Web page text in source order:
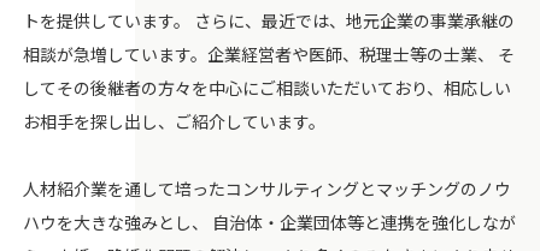
トを提供しています。 さらに、最近では、地元企業の事業承継の
相談が急増しています。企業経営者や医師、税理士等の士業、 そ
してその後継者の方々を中心にご相談いただいており、相応しい
お相手を探し出し、ご紹介しています。
人材紹介業を通して培ったコンサルティングとマッチングのノウ
ハウを大きな強みとし、 自治体・企業団体等と連携を強化しなが